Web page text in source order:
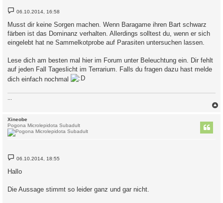
B
e
t
r
g
06.10.2014, 16:58
Musst dir keine Sorgen machen. Wenn Baragame ihren Bart schwarz
färben ist das Dominanz verhalten. Allerdings solltest du, wenn er sich
eingelebt hat ne Sammelkotprobe auf Parasiten untersuchen lassen.
Lese dich am besten mal hier im Forum unter Beleuchtung ein. Dir fehlt
auf jeden Fall Tageslicht im Terrarium. Falls du fragen dazu hast melde
dich einfach nochmal
Xineobe
Pogona Microlepidota Subadult
B
e
i
t
g
06.10.2014, 18:55
Hallo
Die Aussage stimmt so leider ganz und gar nicht.